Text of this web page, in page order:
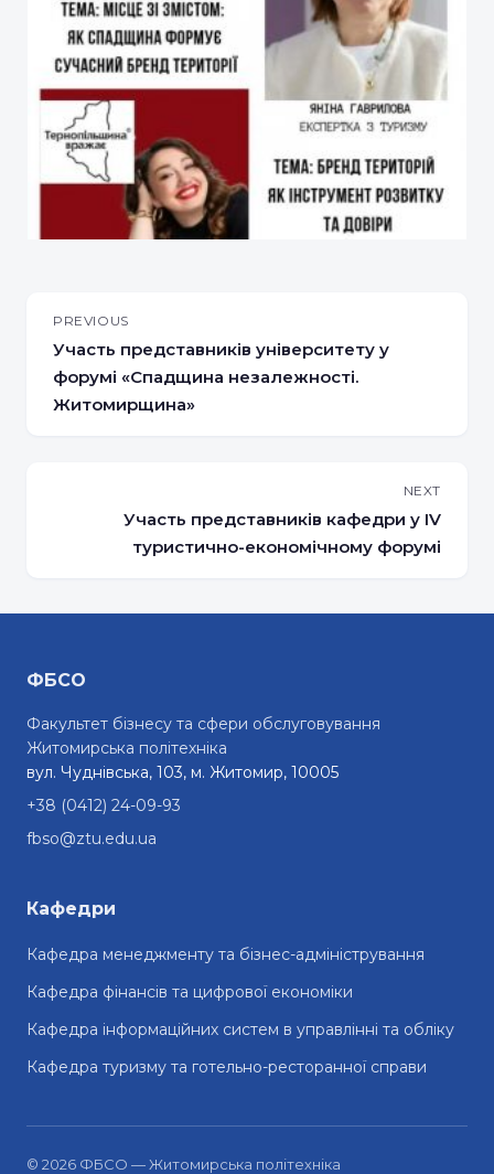
PREVIOUS
Участь представників університету у
форумі «Спадщина незалежності.
Житомирщина»
NEXT
Участь представників кафедри у IV
туристично-економічному форумі
ФБСО
Факультет бізнесу та сфери обслуговування
Житомирська політехніка
вул. Чуднівська, 103, м. Житомир, 10005
+38 (0412) 24-09-93
fbso@ztu.edu.ua
Кафедри
Кафедра менеджменту та бізнес-адміністрування
Кафедра фінансів та цифрової економіки
Кафедра інформаційних систем в управлінні та обліку
Кафедра туризму та готельно-ресторанної справи
© 2026 ФБСО — Житомирська політехніка